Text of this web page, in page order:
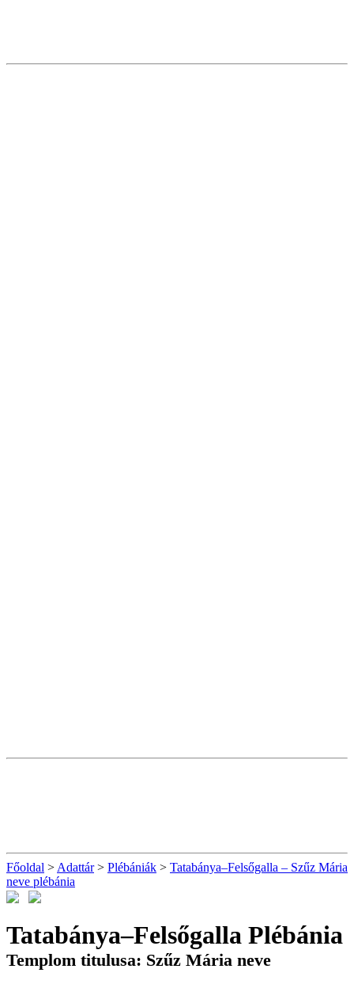
Főoldal > Adattár> Plébániák > Tatabánya–Felsőgalla – Szűz Mária
neve plébánia
Tatabánya–Felsőgalla Plébánia
Templom titulusa: Szűz Mária neve